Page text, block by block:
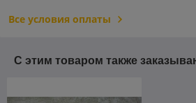
Все условия оплаты
С этим товаром также